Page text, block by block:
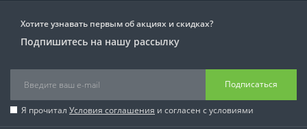
Хотите узнавать первым об акциях и скидках?
Подпишитесь на нашу рассылку
Подписаться
Я прочитал Условия соглашения и согласен с условиями